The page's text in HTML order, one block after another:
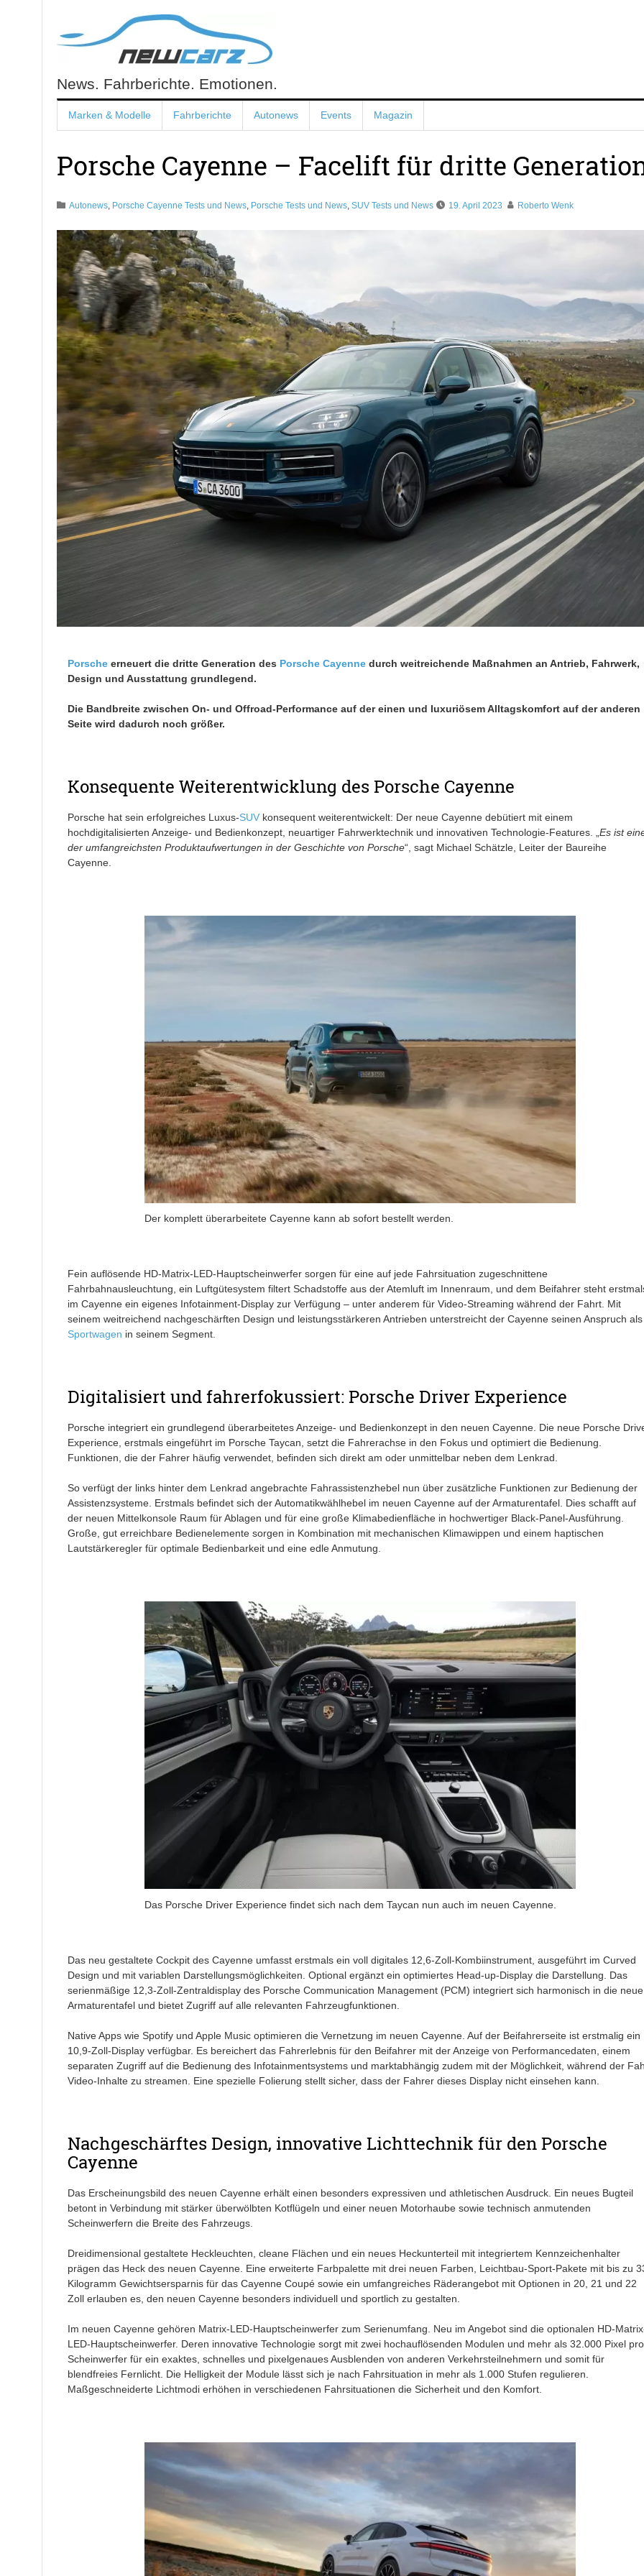
content
NewCarz.de
News. Fahrberichte. Emotionen.
Marken & Modelle Fahrberichte Autonews Events Magazin
Porsche Cayenne – Facelift für dritte
Autonews, Porsche Cayenne Tests und News, Porsche Tests und News, SUV Tests und News 19. April 2023 Roberto Wenk
Porscheerneuert die dritte Generation des Porsche Cayennedurch weitreichende Maßnahmen an Antrieb, Fahrwerk,
Design und Ausstattung grundlegend.
Die Bandbreite zwischen On- und Offroad-Performance auf der einen und luxuriösem Alltagskomfort auf der anderen
Seite wird dadurch noch größer.
Konsequente Weiterentwicklung des Porsche Cayenne
Porsche hat sein erfolgreiches Luxus-SUVkonsequent weiterentwickelt: Der neue Cayenne debütiert mit einem
hochdigitalisierten Anzeige- und Bedienkonzept, neuartiger Fahrwerktechnik und innovativen Technologie-Features. „ Es ist
der umfangreichsten Produktaufwertungen in der Geschichte von Porsche“, sagt Michael Schätzle, Leiter der Baureihe
Cayenne.
Der komplett überarbeitete Cayenne kann ab sofort bestellt werden.
Fein auflösende HD-Matrix-LED-Hauptscheinwerfer sorgen für eine auf jede Fahrsituation zugeschnittene
Fahrbahnausleuchtung, ein Luftgütesystem filtert Schadstoffe aus der Atemluft im Innenraum, und dem Beifahrer steht
im Cayenne ein eigenes Infotainment-Display zur Verfügung – unter anderem für Video-Streaming während der Fahrt. Mit
seinem weitreichend nachgeschärften Design und leistungsstärkeren Antrieben unterstreicht der Cayenne seinen Anspruch als
Sportwagen in seinem Segment.
Digitalisiert und fahrerfokussiert: Porsche Driver Experience
Porsche integriert ein grundlegend überarbeitetes Anzeige- und Bedienkonzept in den neuen Cayenne. Die neue Porsche
Experience, erstmals eingeführt im Porsche Taycan, setzt die Fahrerachse in den Fokus und optimiert die Bedienung.
Funktionen, die der Fahrer häufig verwendet, befinden sich direkt am oder unmittelbar neben dem Lenkrad.
So verfügt der links hinter dem Lenkrad angebrachte Fahrassistenzhebel nun über zusätzliche Funktionen zur Bedienung der
Assistenzsysteme. Erstmals befindet sich der Automatikwählhebel im neuen Cayenne auf der Armaturentafel. Dies schafft auf
der neuen Mittelkonsole Raum für Ablagen und für eine große Klimabedienfläche in hochwertiger Black-Panel-Ausführung.
Große, gut erreichbare Bedienelemente sorgen in Kombination mit mechanischen Klimawippen und einem haptischen
Lautstärkeregler für optimale Bedienbarkeit und eine edle Anmutung.
Das Porsche Driver Experience findet sich nach dem Taycan nun auch im neuen Cayenne.
Das neu gestaltete Cockpit des Cayenne umfasst erstmals ein voll digitales 12,6-Zoll-Kombiinstrument, ausgeführt im Curved
Design und mit variablen Darstellungsmöglichkeiten. Optional ergänzt ein optimiertes Head-up-Display die Darstellung. Das
serienmäßige 12,3-Zoll-Zentraldisplay des Porsche Communication Management (PCM) integriert sich harmonisch in die neue
Armaturentafel und bietet Zugriff auf alle relevanten Fahrzeugfunktionen.
Native Apps wie Spotify und Apple Music optimieren die Vernetzung im neuen Cayenne. Auf der Beifahrerseite ist erstmalig ein
10,9-Zoll-Display verfügbar. Es bereichert das Fahrerlebnis für den Beifahrer mit der Anzeige von Performancedaten, einem
separaten Zugriff auf die Bedienung des Infotainmentsystems und marktabhängig zudem mit der Möglichkeit, während der
Video-Inhalte zu streamen. Eine spezielle Folierung stellt sicher, dass der Fahrer dieses Display nicht einsehen kann.
Nachgeschärftes Design, innovative Lichttechnik für den Porsche
Cayenne
Das Erscheinungsbild des neuen Cayenne erhält einen besonders expressiven und athletischen Ausdruck. Ein neues Bugteil
betont in Verbindung mit stärker überwölbten Kotflügeln und einer neuen Motorhaube sowie technisch anmutenden
Scheinwerfern die Breite des Fahrzeugs.
Dreidimensional gestaltete Heckleuchten, cleane Flächen und ein neues Heckunterteil mit integriertem Kennzeichenhalter
prägen das Heck des neuen Cayenne. Eine erweiterte Farbpalette mit drei neuen Farben, Leichtbau-Sport-Pakete mit bis zu
Kilogramm Gewichtsersparnis für das Cayenne Coupé sowie ein umfangreiches Räderangebot mit Optionen in 20, 21 und 22
Zoll erlauben es, den neuen Cayenne besonders individuell und sportlich zu gestalten.
Im neuen Cayenne gehören Matrix-LED-Hauptscheinwerfer zum Serienumfang. Neu im Angebot sind die optionalen HD-
LED-Hauptscheinwerfer. Deren innovative Technologie sorgt mit zwei hochauflösenden Modulen und mehr als 32.000 Pixel pro
Scheinwerfer für ein exaktes, schnelles und pixelgenaues Ausblenden von anderen Verkehrsteilnehmern und somit für
blendfreies Fernlicht. Die Helligkeit der Module lässt sich je nach Fahrsituation in mehr als 1.000 Stufen regulieren.
Maßgeschneiderte Lichtmodi erhöhen in verschiedenen Fahrsituationen die Sicherheit und den Komfort.